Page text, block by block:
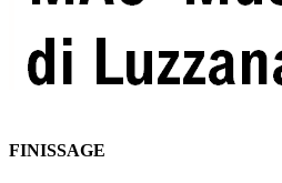
FINISSAGE